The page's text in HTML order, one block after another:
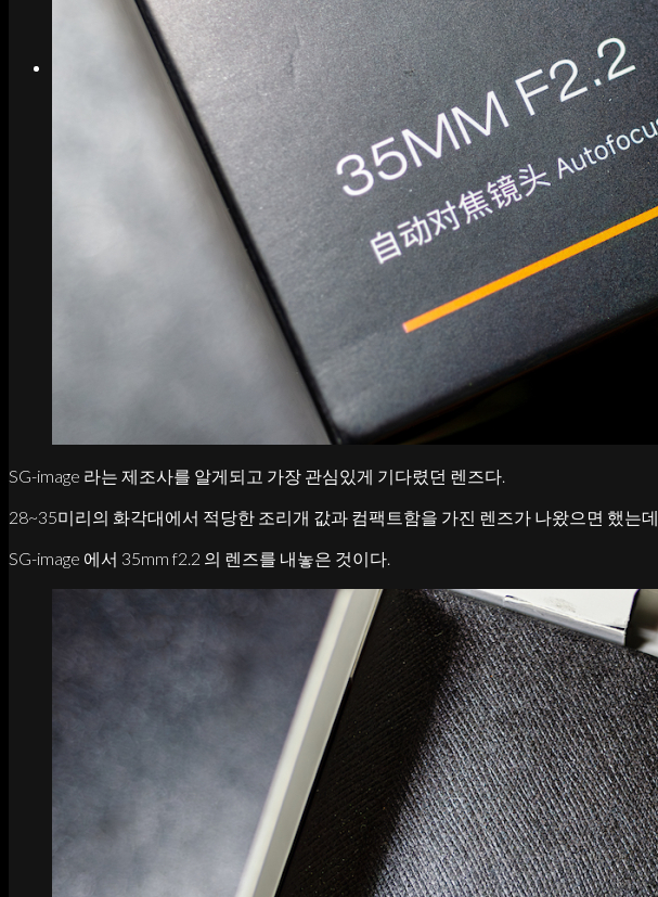
Link to Instagram
SG-image 라는 제조사를 알게되고 가장 관심있게 기다렸던 렌즈다.
28~35미리의 화각대에서 적당한 조리개 값과 컴팩트함을 가진 렌즈가 나왔으면 했는데
SG-image 에서 35mm f2.2 의 렌즈를 내놓은 것이다.